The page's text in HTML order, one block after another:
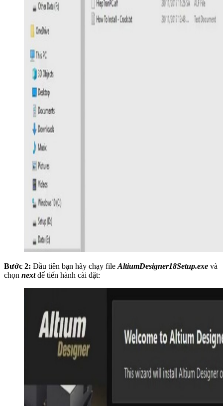
Bước 2: Đầu tiên bạn hãy chạy file AltiumDesigner18Setup.exe và
chọn nextđể tiến hành cài đặt: